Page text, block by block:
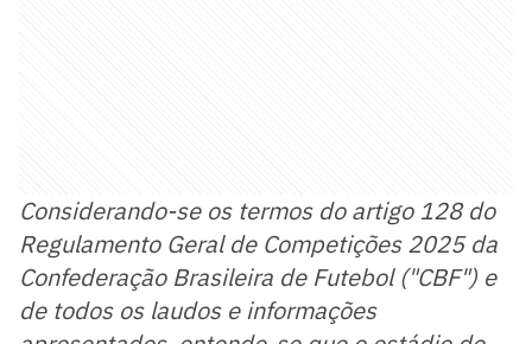
Considerando-se os termos do artigo 128 do
Regulamento Geral de Competições 2025 da
Confederação Brasileira de Futebol ("CBF") e
de todos os laudos e informações